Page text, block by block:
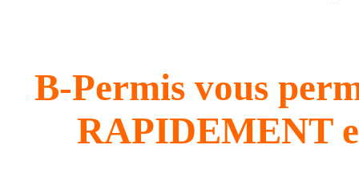
B-Permis vous
RAPIDEMENT